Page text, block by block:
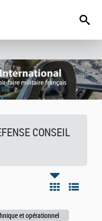
CONSEIL
et opérationnel